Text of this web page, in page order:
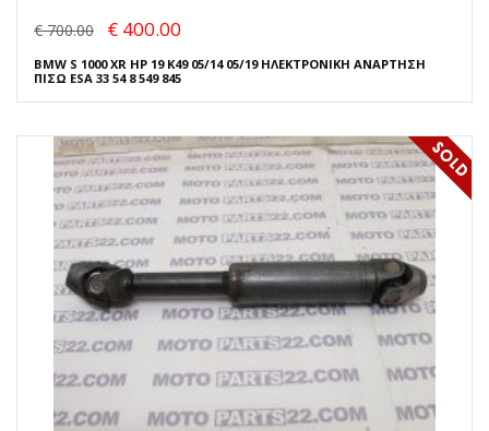
€ 700.00 € 400.00
BMW S 1000 XR HP 19 K49 05/14 05/19 ΗΛΕΚΤΡΟΝΙΚΗ ΑΝΑΡΤΗΣΗ
ΠΙΣΩ ESA 33 54 8 549 845